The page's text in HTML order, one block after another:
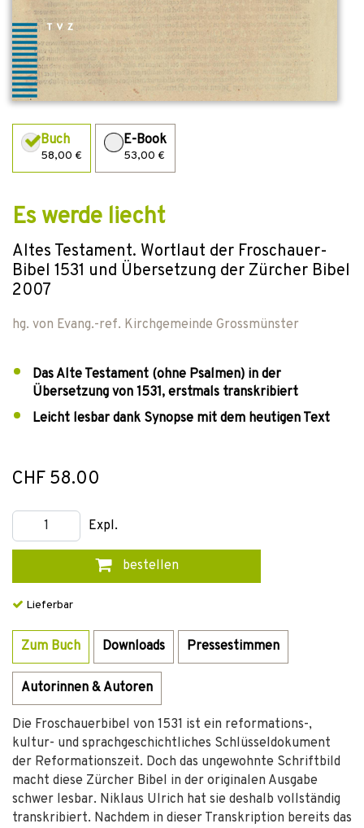
Buch
58,00 €
E-Book
53,00 €
Es werde liecht
Altes Testament. Wortlaut der Froschauer-
Bibel 1531 und Übersetzung der Zürcher Bibel
2007
hg. von Evang.-ref. Kirchgemeinde Grossmünster
Das Alte Testament (ohne Psalmen) in der
Übersetzung von 1531, erstmals transkribiert
Leicht lesbar dank Synopse mit dem heutigen Text
CHF 58.00
Expl.
bestellen
Lieferbar
Zum Buch Downloads Pressestimmen
Autorinnen & Autoren
Die Froschauerbibel von 1531 ist ein reformations-,
kultur- und sprachgeschichtliches Schlüsseldokument
der Reformationszeit. Doch das ungewohnte Schriftbild
macht diese Zürcher Bibel in der originalen Ausgabe
schwer lesbar. Niklaus Ulrich hat sie deshalb vollständig
transkribiert. Nachdem in dieser Transkription bereits das